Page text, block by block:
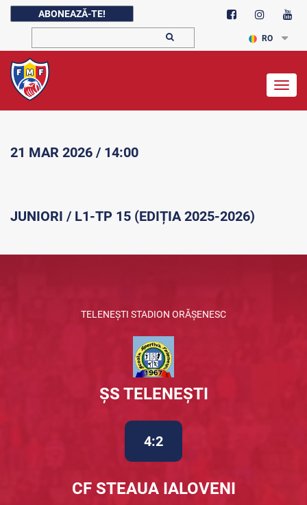
ABONEAZĂ-TE!
RO
21 MAR 2026 / 14:00
JUNIORI / L1-TP 15 (EDIȚIA 2025-2026)
TELENEȘTI STADION ORĂȘENESC
ȘS TELENEȘTI
4:2
CF STEAUA IALOVENI